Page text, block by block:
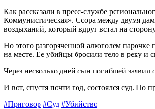
Как рассказали в пресс-службе
Коммунистическая». Ссора между двумя
воздыханий, который вдруг встал на
Но этого разгоряченной алкоголем
на месте. Ее убийцы бросили тело в реку и
Через несколько дней сын погибшей
И вот, спустя почти год, состоялся суд. По
#Приговор #Суд #Убийство